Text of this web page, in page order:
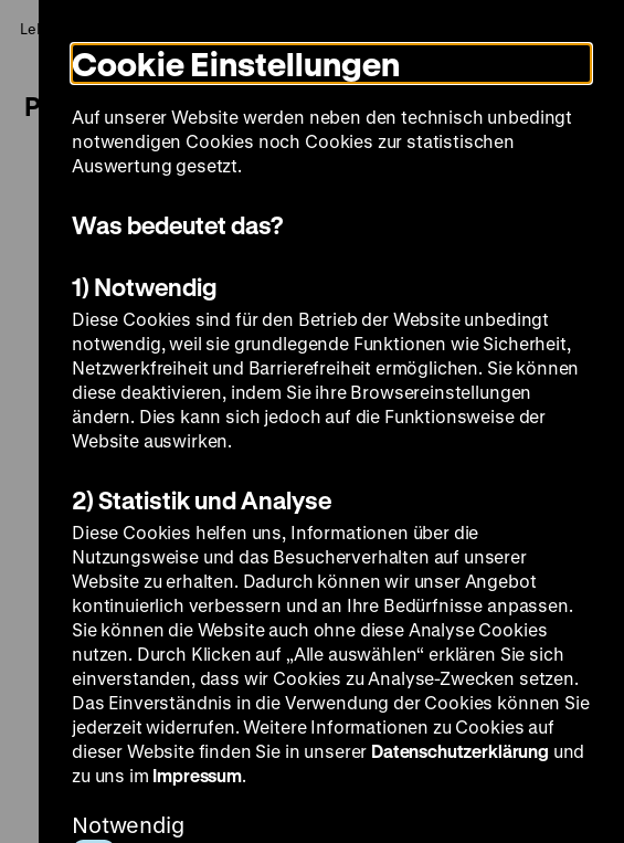
LeMO
Modus
umschalten
zum
Deutschen
Historischen
in
Deutscher
zum
Deutschen
Historischen
in
Leichter
Programm Sammlung Bildung Museum
Cookie Einstellungen
Auf unserer Website werden neben den technisch unbedingt
notwendigen Cookies noch Cookies zur statistischen
Auswertung gesetzt.
Was bedeutet das?
1) Notwendig
Diese Cookies sind für den Betrieb der Website unbedingt
notwendig, weil sie grundlegende Funktionen wie Sicherheit,
Netzwerkfreiheit und Barrierefreiheit ermöglichen. Sie können
diese deaktivieren, indem Sie ihre Browsereinstellungen
ändern. Dies kann sich jedoch auf die Funktionsweise der
Website auswirken.
2) Statistik und Analyse
Diese Cookies helfen uns, Informationen über die
Nutzungsweise und das Besucherverhalten auf unserer
Website zu erhalten. Dadurch können wir unser Angebot
kontinuierlich verbessern und an Ihre Bedürfnisse anpassen.
Sie können die Website auch ohne diese Analyse Cookies
nutzen. Durch Klicken auf „Alle auswählen“ erklären Sie sich
einverstanden, dass wir Cookies zu Analyse-Zwecken setzen.
Das Einverständnis in die Verwendung der Cookies können Sie
jederzeit widerrufen. Weitere Informationen zu Cookies auf
dieser Website finden Sie in unserer Datenschutzerklärung und
zu uns im Impressum.
Notwendig